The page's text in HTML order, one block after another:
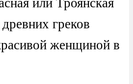
греков
женщиной в